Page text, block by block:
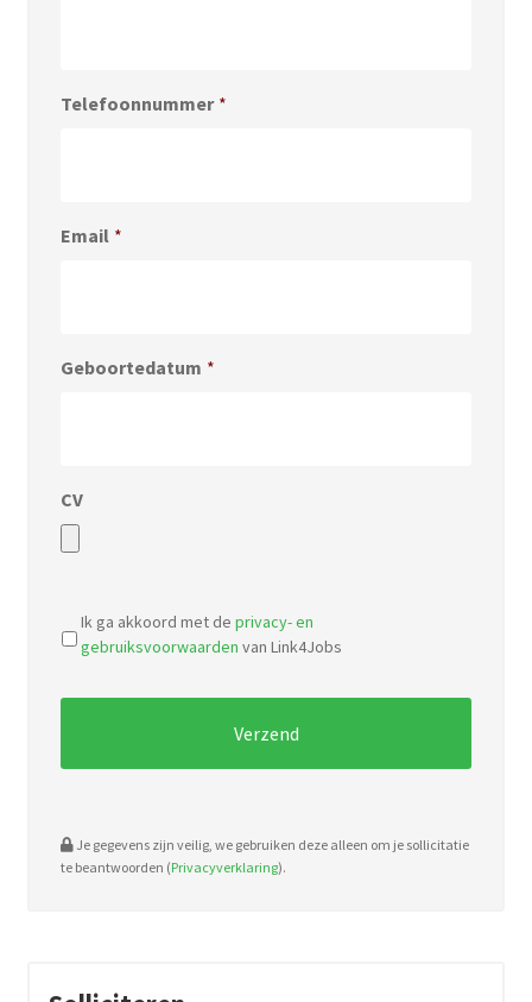
Telefoonnummer *
Email *
Geboortedatum *
CV
types:
pdf,
doc.
Ik ga akkoord met de privacy- en
gebruiksvoorwaarden van Link4Jobs
Je gegevens zijn veilig, we gebruiken deze alleen om je sollicitatie
te beantwoorden (Privacyverklaring).